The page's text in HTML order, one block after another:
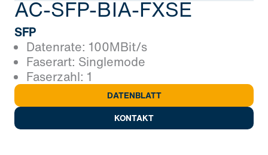
AC-SFP-BIA-FXSE
SFP
Datenrate: 100MBit/s
Faserart: Singlemode
Faserzahl: 1
DATENBLATT
KONTAKT